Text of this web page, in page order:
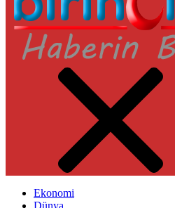
Ekonomi
Dünya